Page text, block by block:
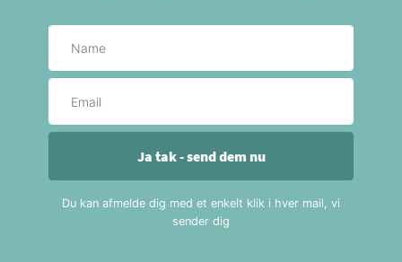
Ja tak - send dem nu
Du kan afmelde dig med et enkelt klik i hver mail, vi
sender dig